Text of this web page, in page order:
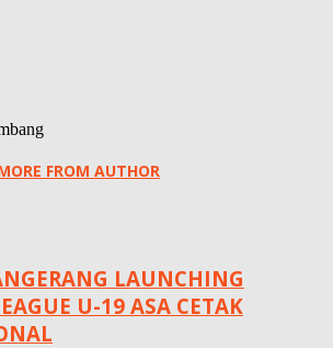
FROM AUTHOR
LAUNCHING
U-19 ASA CETAK